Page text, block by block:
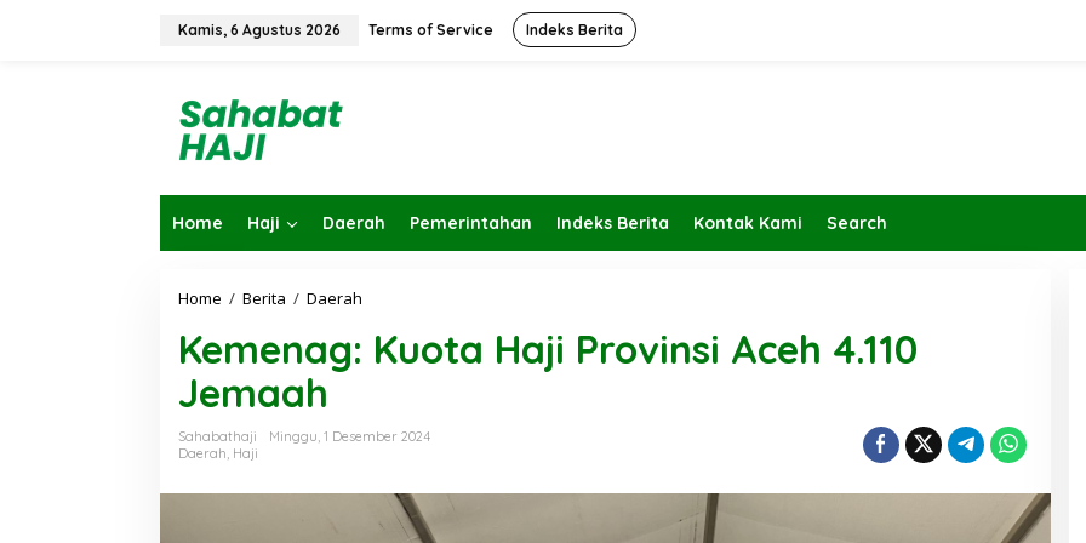
Kamis, 6 Agustus 2026 Terms of Service Indeks Berita
Home Haji Daerah Pemerintahan Indeks Berita Kontak Kami Search
Home / Berita / Daerah
g
u
Kemenag: Kuota Haji Provinsi Aceh 4.110
Jemaah
Sahabathaji
Minggu, 1 Desember 2024
Daerah, Haji
Menjaga Kesehatan, Akhlak, dan